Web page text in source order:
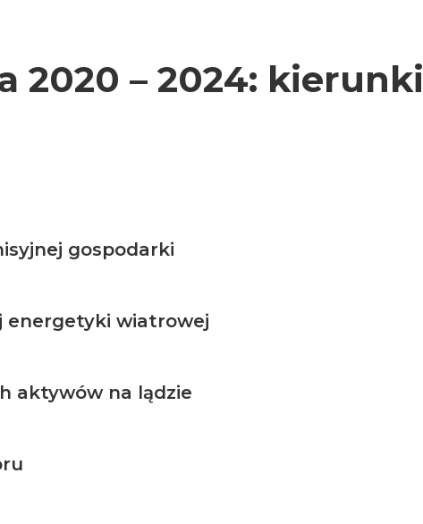
2020 – 2024: kierunki
gospodarki
energetyki wiatrowej
aktywów na lądzie